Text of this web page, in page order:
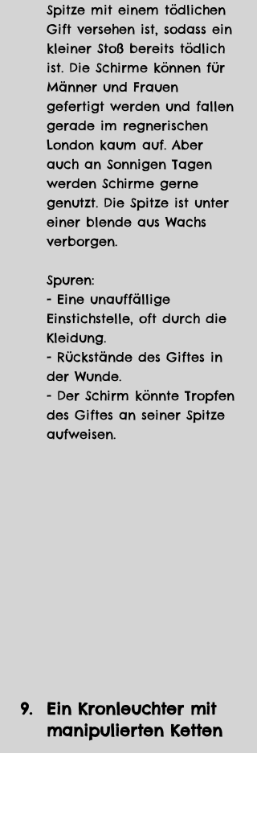
Spitze mit einem tödlichen
Gift versehen ist, sodass ein
kleiner Stoß bereits tödlich
ist. Die Schirme können für
Männer und Frauen
gefertigt werden und fallen
gerade im regnerischen
London kaum auf. Aber
auch an Sonnigen Tagen
werden Schirme gerne
genutzt. Die Spitze ist unter
einer blende aus Wachs
verborgen.
Spuren:
- Eine unauffällige
Einstichstelle, oft durch die
Kleidung.
- Rückstände des Giftes in
der Wunde.
- Der Schirm könnte Tropfen
des Giftes an seiner Spitze
aufweisen.
Ein Kronleuchter mit
manipulierten Ketten